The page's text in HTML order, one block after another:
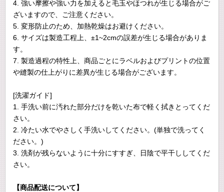
4. 強い摩擦や強い力を加えると毛玉やほつれが生じる場合がご
ざいますので、ご注意ください。
5. 変形防止のため、加熱乾燥はお避けください。
6. サイズは製造工程上、±1~2cmの誤差が生じる場合がありま
す。
7. 製造過程の特性上、商品ごとにラベルおよびプリントの位置
や縫製の仕上がりに差異が生じる場合がございます。
[洗濯ガイド]
1. 手洗い前に汚れた部分だけを乾いた布で軽く拭きとってくだ
さい。
2. 冷たい水でやさしく手洗いしてください。(単独で洗ってく
ださい。)
3. 洗剤が残らないように十分にすすぎ、日陰で平干ししてくだ
さい。
【商品配送について】